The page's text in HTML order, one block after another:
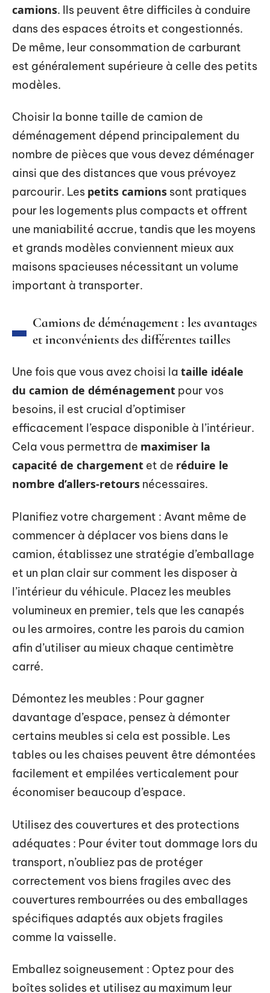
camions. Ils peuvent être difficiles à conduire
dans des espaces étroits et congestionnés.
De même, leur consommation de carburant
est généralement supérieure à celle des petits
modèles.
Choisir la bonne taille de camion de
déménagement dépend principalement du
nombre de pièces que vous devez déménager
ainsi que des distances que vous prévoyez
parcourir. Les petits camions sont pratiques
pour les logements plus compacts et offrent
une maniabilité accrue, tandis que les moyens
et grands modèles conviennent mieux aux
maisons spacieuses nécessitant un volume
important à transporter.
Camions de déménagement : les avantages
et inconvénients des différentes tailles
Une fois que vous avez choisi la taille idéale
du camion de déménagement pour vos
besoins, il est crucial d’optimiser
efficacement l’espace disponible à l’intérieur.
Cela vous permettra de maximiser la
capacité de chargement et de réduire le
nombre d’allers-retours nécessaires.
Planifiez votre chargement : Avant même de
commencer à déplacer vos biens dans le
camion, établissez une stratégie d’emballage
et un plan clair sur comment les disposer à
l’intérieur du véhicule. Placez les meubles
volumineux en premier, tels que les canapés
ou les armoires, contre les parois du camion
afin d’utiliser au mieux chaque centimètre
carré.
Démontez les meubles : Pour gagner
davantage d’espace, pensez à démonter
certains meubles si cela est possible. Les
tables ou les chaises peuvent être démontées
facilement et empilées verticalement pour
économiser beaucoup d’espace.
Utilisez des couvertures et des protections
adéquates : Pour éviter tout dommage lors du
transport, n’oubliez pas de protéger
correctement vos biens fragiles avec des
couvertures rembourrées ou des emballages
spécifiques adaptés aux objets fragiles
comme la vaisselle.
Emballez soigneusement : Optez pour des
boîtes solides et utilisez au maximum leur